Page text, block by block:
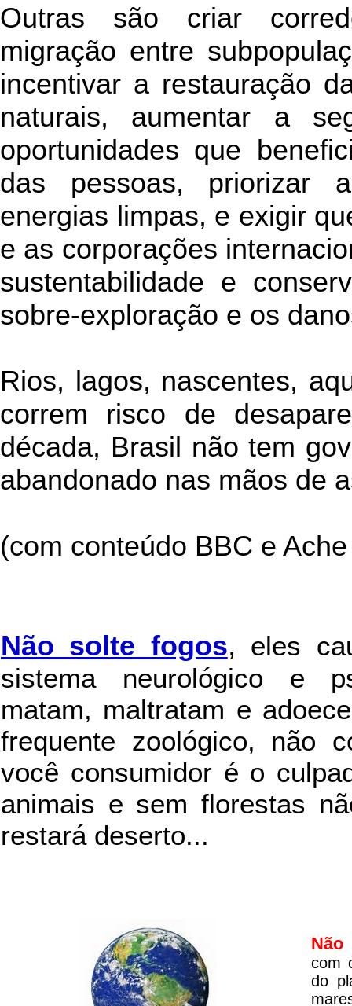
Outras são criar
migração entre
incentivar a restauração
naturais, aumentar a
oportunidades que
das pessoas, priorizar
energias limpas, e exigir
e as corporações
sustentabilidade e
sobre-exploração e os
Rios, lagos, nascentes,
correm risco de
década, Brasil não tem
abandonado nas mãos de
(com conteúdo BBC e
Não solte fogos, eles
sistema neurológico e
matam, maltratam e
frequente zoológico, não
você consumidor é o
animais e sem florestas
restará deserto...
Não
com
do